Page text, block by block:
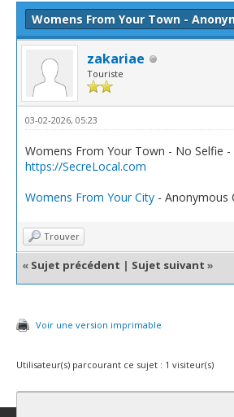
Womens From Your Town -
zakariae
Touriste
03-02-2026, 05:23
Womens From Your Town - No Selfie
https://SecreLocal.com
Womens From Your City - Anonymous
Trouver
« Sujet précédent | Sujet suivant »
Voir une version imprimable
Utilisateur(s) parcourant ce sujet : 1 visiteur(s)